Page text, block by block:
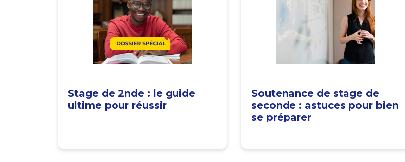
Stage de 2nde : le guide
ultime pour réussir
Soutenance de stage de
seconde : astuces pour bien
se préparer